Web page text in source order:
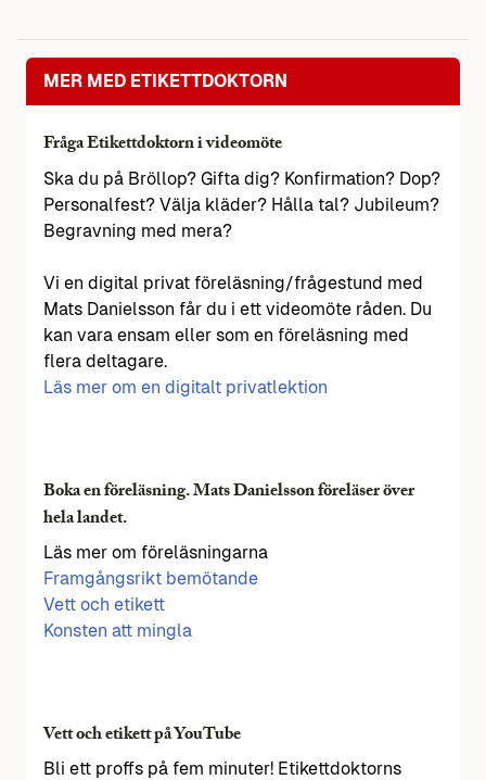
MER MED ETIKETTDOKTORN
Fråga Etikettdoktorn i videomöte
Ska du på Bröllop? Gifta dig? Konfirmation? Dop?
Personalfest? Välja kläder? Hålla tal? Jubileum?
Begravning med mera?
Vi en digital privat föreläsning/frågestund med
Mats Danielsson får du i ett videomöte råden. Du
kan vara ensam eller som en föreläsning med
flera deltagare.
Läs mer om en digitalt privatlektion
Boka en föreläsning. Mats Danielsson föreläser över
hela landet.
Läs mer om föreläsningarna
Framgångsrikt bemötande
Vett och etikett
Konsten att mingla
Vett och etikett på YouTube
Bli ett proffs på fem minuter! Etikettdoktorns